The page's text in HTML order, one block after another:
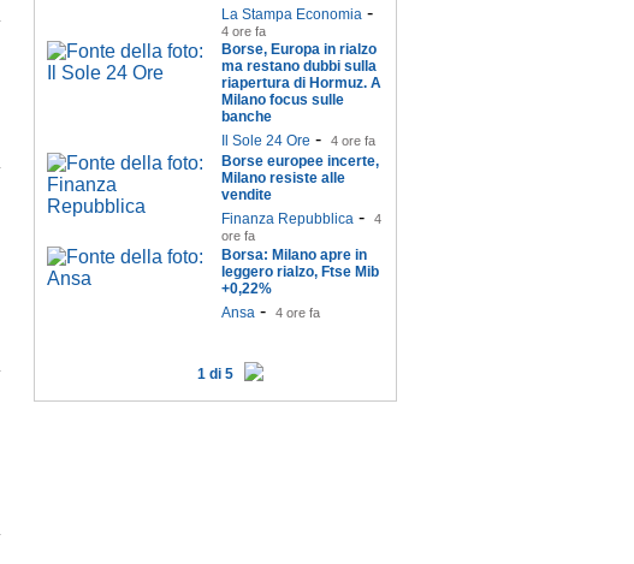
La Stampa Economia -
4 ore fa
Borse, Europa in rialzo
ma restano dubbi sulla
riapertura di Hormuz. A
Milano focus sulle
banche
Il Sole 24 Ore - 4 ore fa
Borse europee incerte,
Milano resiste alle
vendite
Finanza Repubblica -
4
ore fa
Borsa: Milano apre in
leggero rialzo, Ftse Mib
+0,22%
Ansa - 4 ore fa
1 di 5